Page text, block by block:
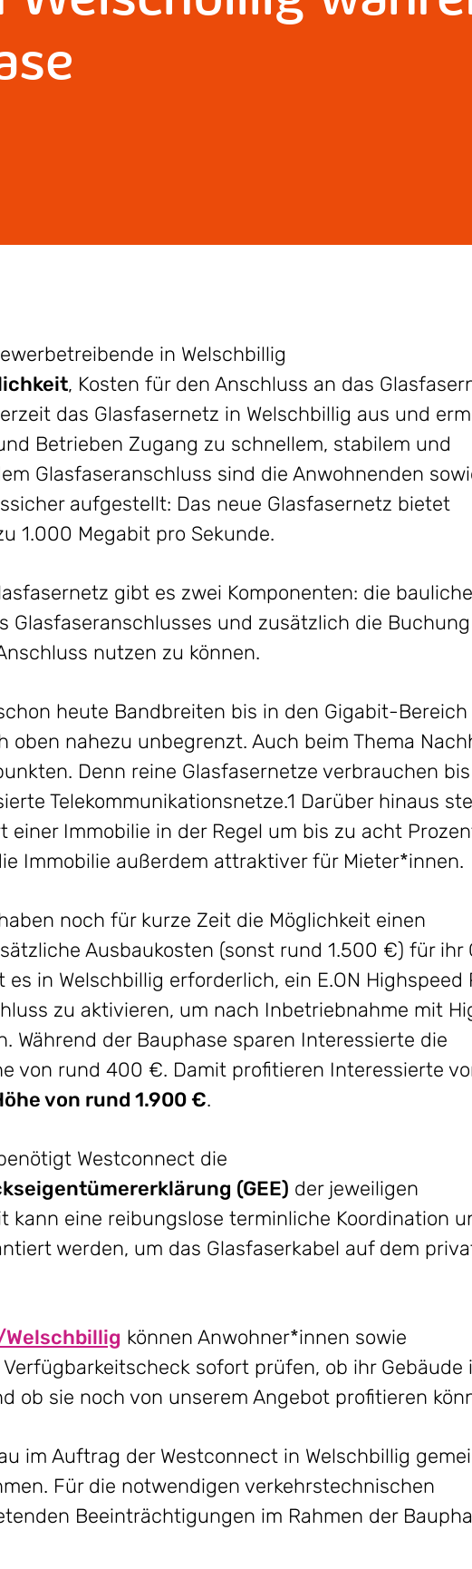
in Welschbillig
, Kosten für den Anschluss an das
das Glasfasernetz in Welschbillig aus und
Betrieben Zugang zu schnellem, stabilem und
Glasfaseranschluss sind die Anwohnenden
aufgestellt: Das neue Glasfasernetz bietet
1.000 Megabit pro Sekunde.
gibt es zwei Komponenten: die bauliche
Glasfaseranschlusses und zusätzlich die
nutzen zu können.
heute Bandbreiten bis in den Gigabit-
oben nahezu unbegrenzt. Auch beim Thema
Denn reine Glasfasernetze verbrauchen
Telekommunikationsnetze.1 Darüber hinaus
einer Immobilie in der Regel um bis zu acht
Immobilie außerdem attraktiver für Mieter*innen.
noch für kurze Zeit die Möglichkeit einen
Ausbaukosten (sonst rund 1.500 €) für ihr
in Welschbillig erforderlich, ein E.ON Highspeed
zu aktivieren, um nach Inbetriebnahme mit
Während der Bauphase sparen Interessierte die
von rund 400 €. Damit profitieren Interessierte
von rund 1.900 €.
Westconnect die
(GEE) der jeweiligen
kann eine reibungslose terminliche Koordination
werden, um das Glasfaserkabel auf dem
können Anwohner*innen sowie
sofort prüfen, ob ihr Gebäude
ob sie noch von unserem Angebot profitieren
im Auftrag der Westconnect in Welschbillig
Für die notwendigen verkehrstechnischen
Beeinträchtigungen im Rahmen der